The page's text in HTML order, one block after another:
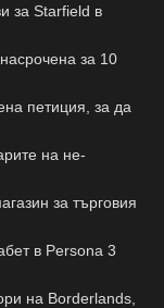
за Starfield в
за 10
петиция, за да
на не-
за търговия
в Persona 3
на Borderlands,